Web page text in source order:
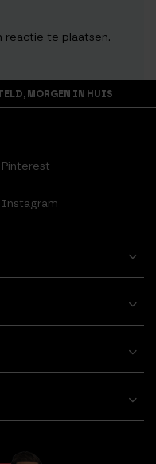
reactie te plaatsen.
MORGEN IN HUIS
Pinterest
Instagram